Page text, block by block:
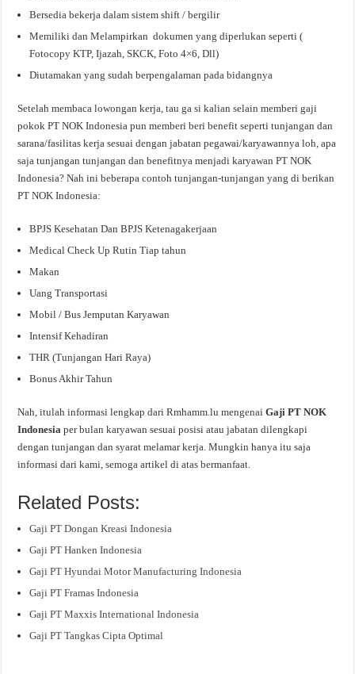
Bersedia bekerja dalam sistem shift / bergilir
Memiliki dan Melampirkan dokumen yang diperlukan seperti (
Fotocopy KTP, Ijazah, SKCK, Foto 4×6, Dll)
Diutamakan yang sudah berpengalaman pada bidangnya
Setelah membaca lowongan kerja, tau ga si kalian selain memberi gaji
pokok PT NOK Indonesia pun memberi beri benefit seperti tunjangan dan
sarana/fasilitas kerja sesuai dengan jabatan pegawai/karyawannya loh, apa
saja tunjangan tunjangan dan benefitnya menjadi karyawan PT NOK
Indonesia? Nah ini beberapa contoh tunjangan-tunjangan yang di berikan
PT NOK Indonesia:
BPJS Kesehatan Dan BPJS Ketenagakerjaan
Medical Check Up Rutin Tiap tahun
Makan
Uang Transportasi
Mobil / Bus Jemputan Karyawan
Intensif Kehadiran
THR (Tunjangan Hari Raya)
Bonus Akhir Tahun
Nah, itulah informasi lengkap dari Rmhamm.lu mengenaiGaji PT NOK
Indonesia per bulan karyawan sesuai posisi atau jabatan dilengkapi
dengan tunjangan dan syarat melamar kerja. Mungkin hanya itu saja
informasi dari kami, semoga artikel di atas bermanfaat.
Related Posts:
Gaji PT Dongan Kreasi Indonesia
Gaji PT Hanken Indonesia
Gaji PT Hyundai Motor Manufacturing Indonesia
Gaji PT Framas Indonesia
Gaji PT Maxxis International Indonesia
Gaji PT Tangkas Cipta Optimal